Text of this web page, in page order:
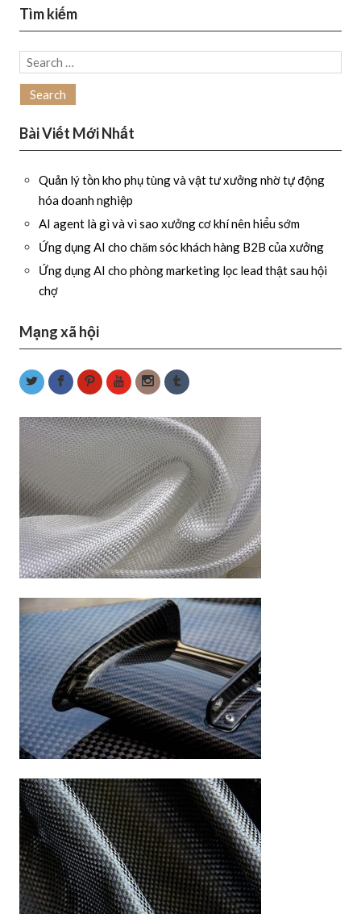
Tìm kiếm
Search
for:
Bài Viết Mới Nhất
Quản lý tồn kho phụ tùng và vật tư xưởng nhờ tự động
hóa doanh nghiệp
AI agent là gì và vì sao xưởng cơ khí nên hiểu sớm
Ứng dụng AI cho chăm sóc khách hàng B2B của xưởng
Ứng dụng AI cho phòng marketing lọc lead thật sau hội
chợ
Mạng xã hội